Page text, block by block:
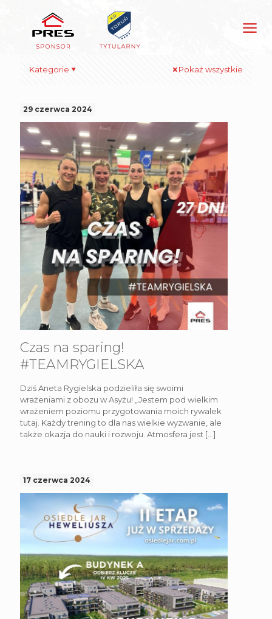
Kategorie Pokaż wszystkie
29 czerwca 2024
Czas na sparing!
#TEAMRYGIELSKA
Dziś Aneta Rygielska podzieliła się swoimi
wrażeniami z obozu w Asyżu! „Jestem pod wielkim
wrażeniem poziomu przygotowania moich rywalek
tutaj. Każdy trening to dla nas wielkie wyzwanie, ale
także okazja do nauki i rozwoju. Atmosfera jest […]
17 czerwca 2024